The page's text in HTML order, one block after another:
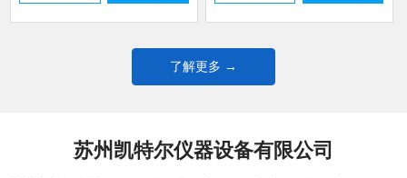
了解更多 →
苏州凯特尔仪器设备有限公司